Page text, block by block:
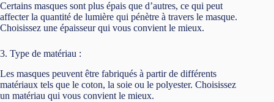
Certains masques sont plus épais que d’autres, ce qui peut
affecter la quantité de lumière qui pénètre à travers le masque.
Choisissez une épaisseur qui vous convient le mieux.
3. Type de matériau :
Les masques peuvent être fabriqués à partir de différents
matériaux tels que le coton, la soie ou le polyester. Choisissez
un matériau qui vous convient le mieux.